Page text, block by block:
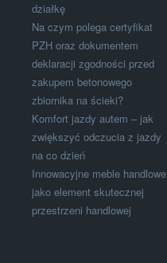
działkę
Na czym polega certyfikat
PZH oraz dokumentem
deklaracji zgodności przed
zakupem betonowego
zbiornika na ścieki?
Komfort jazdy autem – jak
zwiększyć odczucia z jazdy
na co dzień
Innowacyjne meble handlowe
jako element skutecznej
przestrzeni handlowej